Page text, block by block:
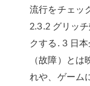
流行をチェッ
2.3.2 グリッ
クする. 3 日
（故障）と
れや、ゲーム